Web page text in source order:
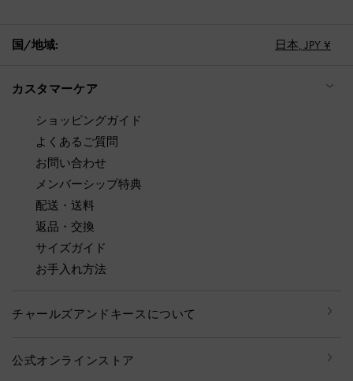
国/地域: 日本, JPY ¥
カスタマーケア
ショッピングガイド
よくあるご質問
お問い合わせ
メンバーシップ特典
配送・送料
返品・交換
サイズガイド
お手入れ方法
チャールズアンドキースについて
公式オンラインストア